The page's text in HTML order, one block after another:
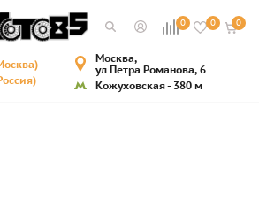
0 0 0
Москва,
ул Петра Романова, 6
Кожуховская - 380 м